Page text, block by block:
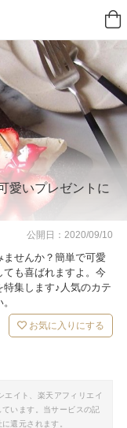
愛いプレゼントに
公開日：2020/09/10
ませんか？簡単で可愛
ても喜ばれますよ。今
集します♪人気のカテ
お気に入りにする
イト、楽天アフィリエイ
います。当サービスの記
還元されます。